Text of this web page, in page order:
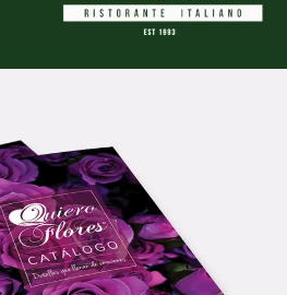
Sociales,Fotografía,Diseño Web